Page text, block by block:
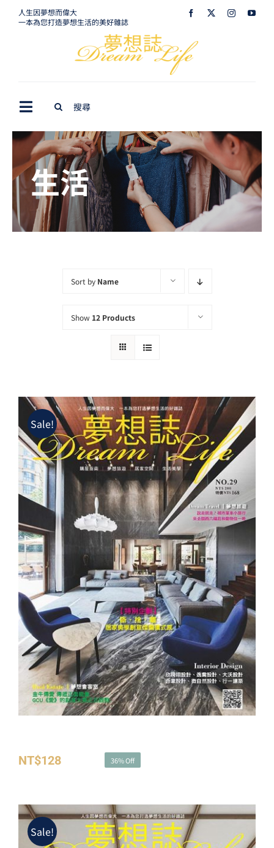
人生因夢想而偉大
一本為您打造夢想生活的美好雜誌
Toggle
Navigation
最新訊息
生活美學
室內設計
購屋指南
生活
Sort by Name
Show 12 Products
Sale!
夢想誌NO.29－斷‧捨‧離 居家美學創意
燦爛儀式感
原
價
格：
NT$200。
NT$128
目
價
格：
NT$128。
36% Off
Sale!